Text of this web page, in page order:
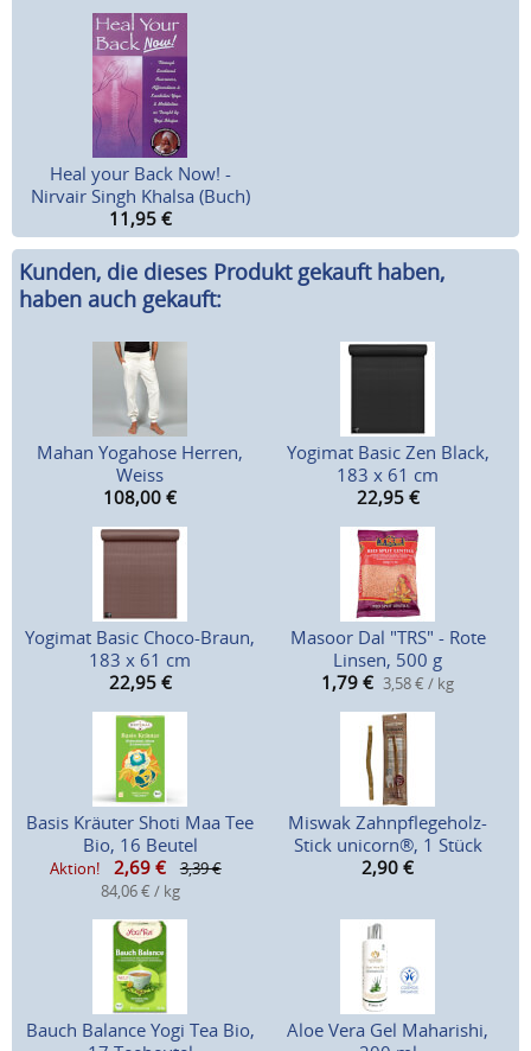
Heal your Back Now! -
Nirvair Singh Khalsa (Buch)
11,95 €
Kunden, die dieses Produkt gekauft haben,
haben auch gekauft:
Mahan Yogahose Herren,
Weiss
108,00 €
Yogimat Basic Zen Black,
183 x 61 cm
22,95 €
Yogimat Basic Choco-Braun,
183 x 61 cm
22,95 €
Masoor Dal "TRS" - Rote
Linsen, 500 g
1,79 € 3,58 € / kg
Basis Kräuter Shoti Maa Tee
Bio, 16 Beutel
Aktion! 2,69 €
3,39 €
84,06 € / kg
Miswak Zahnpflegeholz-
Stick unicorn®, 1 Stück
2,90 €
Bauch Balance Yogi Tea Bio,
Aloe Vera Gel Maharishi,